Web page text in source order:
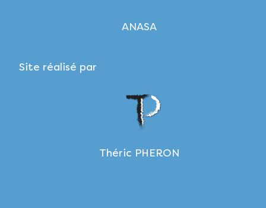
ANASA
Site réalisé par
Théric PHERON